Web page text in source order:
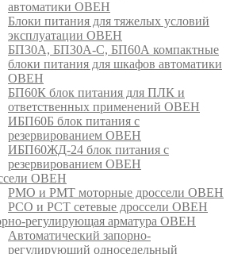
автоматики ОВЕН
Блоки питания для тяжелых условий
эксплуатации ОВЕН
БП30А, БП30А-С, БП60А компактные
блоки питания для шкафов автоматики
ОВЕН
БП60К блок питания для ПЛК и
ответственных применений ОВЕН
ИБП60Б блок питания с
резервированием ОВЕН
ИБП60ЖД-24 блок питания с
резервированием ОВЕН
ОВЕН
РМО и РМТ моторные дроссели ОВЕН
РСО и РСТ сетевые дроссели ОВЕН
регулирующая арматура ОВЕН
Автоматический запорно-
регулирующий односедельный